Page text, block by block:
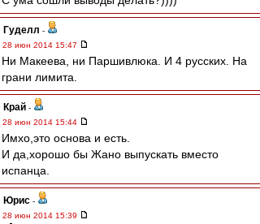
Гуделл -
28 июн 2014 15:47
Ни Макеева, ни Паршивлюка. И 4 русских. На
грани лимита.
Край -
28 июн 2014 15:44
Имхо,это основа и есть.
И да,хорошо бы Жано выпускать вместо
испанца.
Юрис -
28 июн 2014 15:39